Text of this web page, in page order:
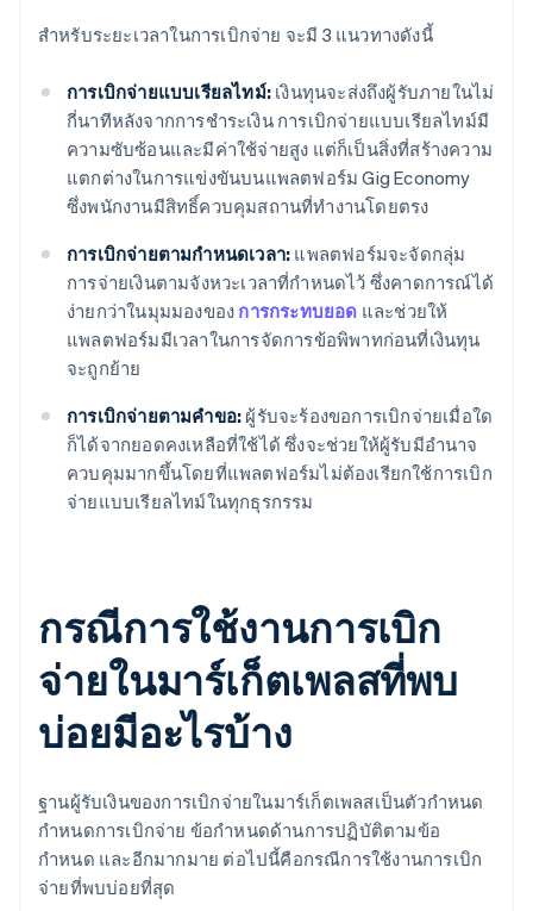
สำหรับระยะเวลาในการเบิกจ่าย จะมี 3 แนวทางดังนี้
การเบิกจ่ายแบบเรียลไทม์: เงินทุนจะส่งถึงผู้รับภายในไม่
กี่นาทีหลังจากการชำระเงิน การเบิกจ่ายแบบเรียลไทม์มี
ความซับซ้อนและมีค่าใช้จ่ายสูง แต่ก็เป็นสิ่งที่สร้างความ
แตกต่างในการแข่งขันบนแพลตฟอร์ม Gig Economy
ซึ่งพนักงานมีสิทธิ์ควบคุมสถานที่ทำงานโดยตรง
การเบิกจ่ายตามกำหนดเวลา: แพลตฟอร์มจะจัดกลุ่ม
การจ่ายเงินตามจังหวะเวลาที่กำหนดไว้ ซึ่งคาดการณ์ได้
ง่ายกว่าในมุมมองของ การกระทบยอด และช่วยให้
แพลตฟอร์มมีเวลาในการจัดการข้อพิพาทก่อนที่เงินทุน
จะถูกย้าย
การเบิกจ่ายตามคำขอ: ผู้รับจะร้องขอการเบิกจ่ายเมื่อใด
ก็ได้จากยอดคงเหลือที่ใช้ได้ ซึ่งจะช่วยให้ผู้รับมีอำนาจ
ควบคุมมากขึ้นโดยที่แพลตฟอร์มไม่ต้องเรียกใช้การเบิก
จ่ายแบบเรียลไทม์ในทุกธุรกรรม
กรณีการใช้งานการเบิก
จ่ายในมาร์เก็ตเพลสที่พบ
บ่อยมีอะไรบ้าง
ฐานผู้รับเงินของการเบิกจ่ายในมาร์เก็ตเพลสเป็นตัวกำหนด
กำหนดการเบิกจ่าย ข้อกำหนดด้านการปฏิบัติตามข้อ
กำหนด และอีกมากมาย ต่อไปนี้คือกรณีการใช้งานการเบิก
จ่ายที่พบบ่อยที่สุด